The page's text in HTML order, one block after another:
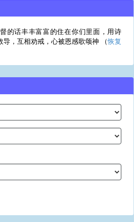
的话丰丰富富的住在你们里面，用诗
导，互相劝戒，心被恩感歌颂神 （恢复